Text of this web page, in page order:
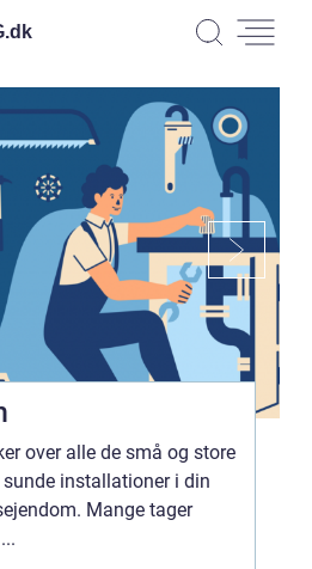
dk
over alle de små og store
sunde installationer i din
Mange tager